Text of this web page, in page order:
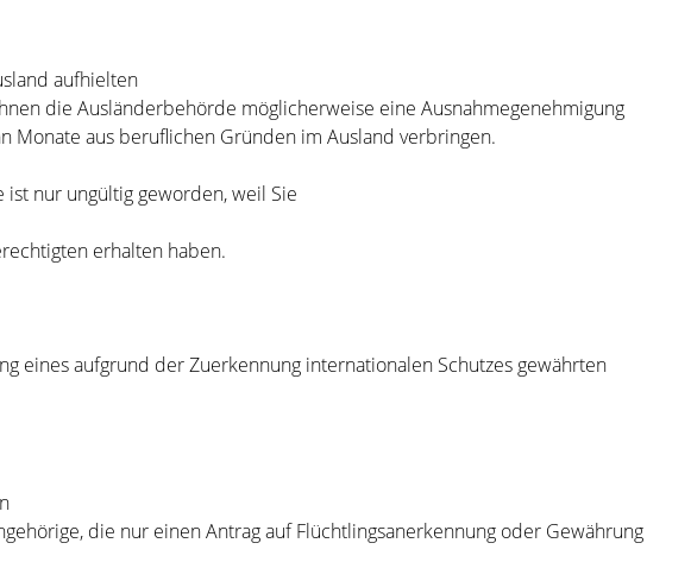
aufhielten
die Ausländerbehörde möglicherweise eine Ausnahmegenehmigung
Monate aus beruflichen Gründen im Ausland verbringen.
ist nur ungültig geworden, weil Sie
erhalten haben.
eines aufgrund der Zuerkennung internationalen Schutzes gewährten
die nur einen Antrag auf Flüchtlingsanerkennung oder Gewährung